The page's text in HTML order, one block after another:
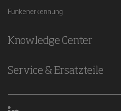
Funkenerkennung
Knowledge Center
Service & Ersatzteile